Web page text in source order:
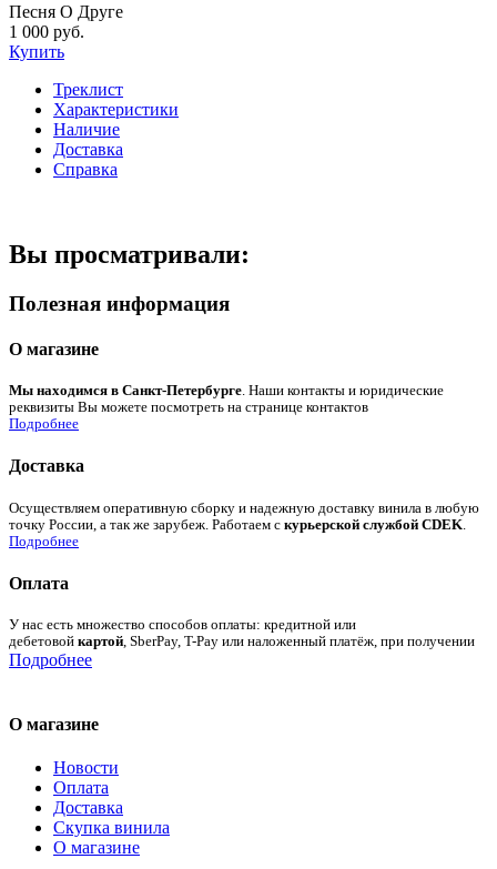
Песня О Друге
1 000 руб.
Купить
Треклист
Характеристики
Наличие
Доставка
Справка
Вы просматривали:
Полезная информация
О магазине
Мы находимся в Санкт-Петербурге. Наши контакты и юридические
реквизиты Вы можете посмотреть на странице контактов
Подробнее
Доставка
Осуществляем оперативную сборку и надежную доставку винила в любую
точку России, а так же зарубеж. Работаем с курьерской службой CDEK
Подробнее
Оплата
У нас есть множество способов оплаты: кредитной или
дебетовой картой, SberPay, T-Pay или наложенный платёж, при получении
Подробнее
О магазине
Новости
Оплата
Доставка
Скупка винила
О магазине